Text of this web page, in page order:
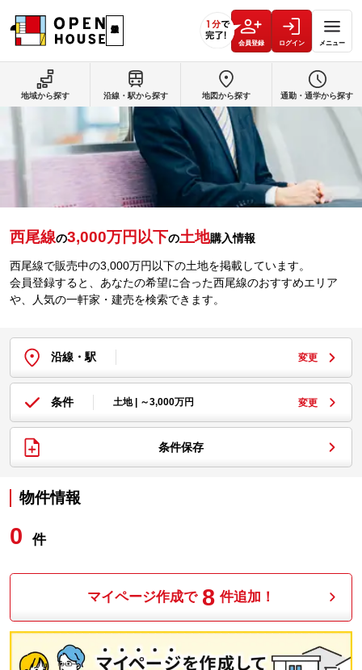
会員登録 ログイン メニュー
西尾線の3,000万円以下の土地購入情報
西尾線で販売中の3,000万円以下の土地を掲載しています。
会員登録すると、あなたの希望に合った西尾線のおすすめエリア
や、人気の一軒家・建売を検索できます。
沿線・駅 変更
条件 土地 | ～3,000万円 変更
条件保存
物件情報
0 件
マイページ作成で 8 件追加！
地域から探す 沿線・駅から探す 地図から探す 通勤・通学から探す